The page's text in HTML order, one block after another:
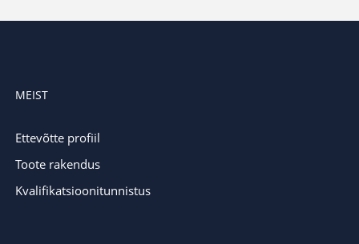
MEIST
Ettevõtte profiil
Toote rakendus
Kvalifikatsioonitunnistus